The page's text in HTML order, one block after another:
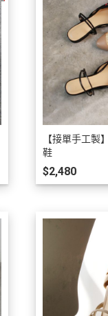
【接單手工製
鞋
$2,480